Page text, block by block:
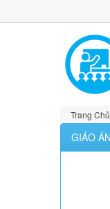
Trang Chủ
GIÁO